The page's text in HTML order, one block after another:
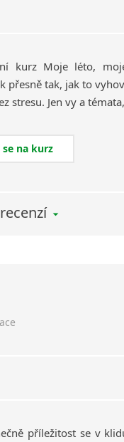
kurz Moje léto,
přesně tak, jak to
na kurz
příležitost se v